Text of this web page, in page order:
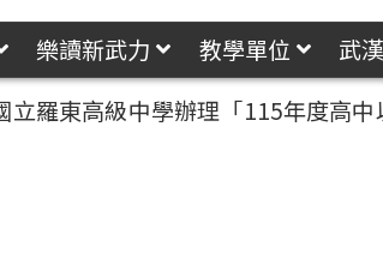
樂讀新武力 教學單位 武
羅東高級中學辦理「115年度高